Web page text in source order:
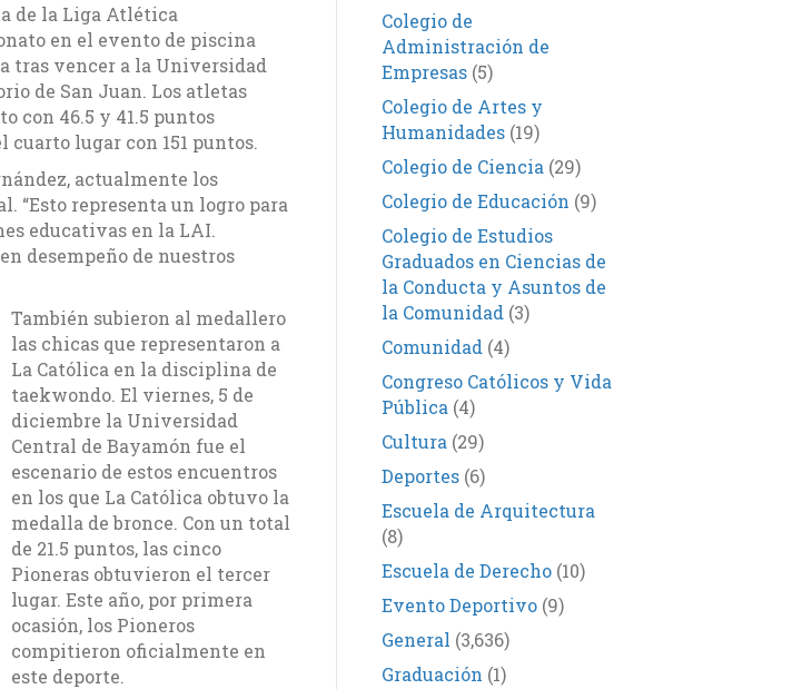
de la Liga Atlética
en el evento de piscina
tras vencer a la Universidad
de San Juan. Los atletas
con 46.5 y 41.5 puntos
lugar con 151 puntos.
actualmente los
“Esto representa un logro para
educativas en la LAI.
desempeño de nuestros
También subieron al medallero
las chicas que representaron a
La Católica en la disciplina de
taekwondo. El viernes, 5 de
diciembre la Universidad
Central de Bayamón fue el
escenario de estos encuentros
en los que La Católica obtuvo la
medalla de bronce. Con un total
de 21.5 puntos, las cinco
Pioneras obtuvieron el tercer
lugar. Este año, por primera
ocasión, los Pioneros
compitieron oficialmente en
este deporte.
Colegio de
Administración de
Empresas(5)
Colegio de Artes y
Humanidades(19)
Colegio de Ciencia (29)
Colegio de Educación (9)
Colegio de Estudios
Graduados en Ciencias de
la Conducta y Asuntos de
la Comunidad (3)
Comunidad (4)
Congreso Católicos y Vida
Pública (4)
Cultura (29)
Deportes(6)
Escuela de Arquitectura
(8)
Escuela de Derecho(10)
Evento Deportivo(9)
General (3,636)
Graduación (1)